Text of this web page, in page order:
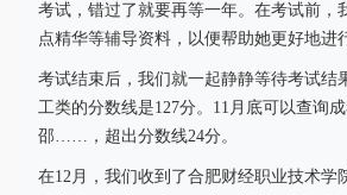
考试，错过了就要再等一年。在考试前，
点精华等辅导资料，以便帮助她更好地进
考试结束后，我们就一起静静等待考试结
工类的分数线是127分。11月底可以查询成
邵……，超出分数线24分。
在12月，我们收到了合肥财经职业技术学